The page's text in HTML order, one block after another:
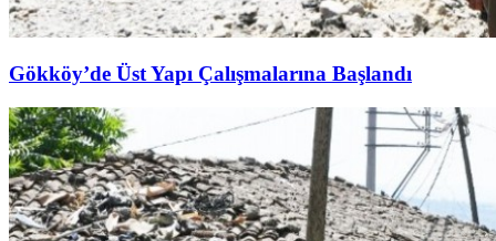
Gökköy’de Üst Yapı Çalışmalarına Başlandı